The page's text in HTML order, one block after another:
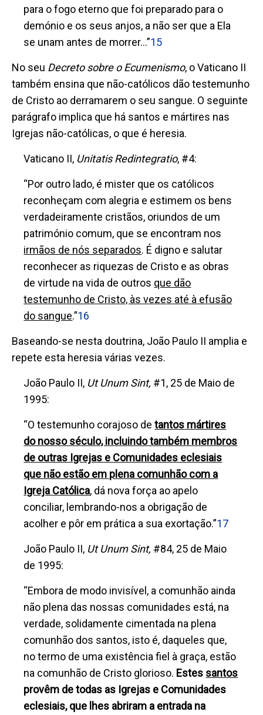
para o fogo eterno que foi preparado para o
demónio e os seus anjos, a não ser que a Ela
se unam antes de morrer…”15
No seu Decreto sobre o Ecumenismo, o Vaticano II
também ensina que não-católicos dão testemunho
de Cristo ao derramarem o seu sangue. O seguinte
parágrafo implica que há santos e mártires nas
Igrejas não-católicas, o que é heresia.
Vaticano II, Unitatis Redintegratio, #4:
“Por outro lado, é mister que os católicos
reconheçam com alegria e estimem os bens
verdadeiramente cristãos, oriundos de um
património comum, que se encontram nos
irmãos de nós separados. É digno e salutar
reconhecer as riquezas de Cristo e as obras
de virtude na vida de outros que dão
testemunho de Cristo, às vezes até à efusão
do sangue.”16
Baseando-se nesta doutrina, João Paulo II amplia e
repete esta heresia várias vezes.
João Paulo II, Ut Unum Sint, #1, 25 de Maio de
1995:
“O testemunho corajoso detantos mártires
do nosso século, incluindo também membros
de outras Igrejas e Comunidades eclesiais
que não estão em plena comunhão com a
Igreja Católica, dá nova força ao apelo
conciliar, lembrando-nos a obrigação de
acolher e pôr em prática a sua exortação.”17
João Paulo II, Ut Unum Sint, #84, 25 de Maio
de 1995:
“Embora de modo invisível, a comunhão ainda
não plena das nossas comunidades está, na
verdade, solidamente cimentada na plena
comunhão dos santos, isto é, daqueles que,
no termo de uma existência fiel à graça, estão
na comunhão de Cristo glorioso. Estes santos
provêm de todas as Igrejas e Comunidades
eclesiais, que lhes abriram a entrada na